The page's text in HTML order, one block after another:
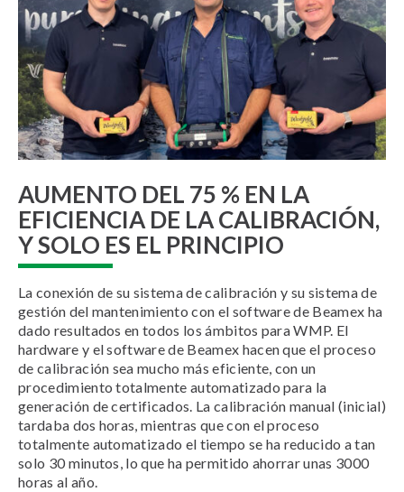
AUMENTO DEL 75 % EN LA
EFICIENCIA DE LA CALIBRACIÓN,
Y SOLO ES EL PRINCIPIO
La conexión de su sistema de calibración y su sistema de
gestión del mantenimiento con el software de Beamex ha
dado resultados en todos los ámbitos para WMP. El
hardware y el software de Beamex hacen que el proceso
de calibración sea mucho más eficiente, con un
procedimiento totalmente automatizado para la
generación de certificados. La calibración manual (inicial)
tardaba dos horas, mientras que con el proceso
totalmente automatizado el tiempo se ha reducido a tan
solo 30 minutos, lo que ha permitido ahorrar unas 3000
horas al año.